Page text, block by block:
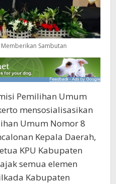
Sambutan
Pemilihan Umum
mensosialisasikan
Umum Nomor 8
Kepala Daerah,
KPU Kabupaten
semua elemen
Kabupaten